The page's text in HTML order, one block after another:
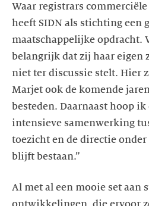
Waar registrars
heeft SIDN als stichting een
maatschappelijke opdracht.
belangrijk dat zij haar eigen
niet ter discussie stelt. Hier
Marjet ook de komende
besteden. Daarnaast hoop ik
intensieve samenwerking
toezicht en de directie
blijft bestaan.”
Al met al een mooie set aan